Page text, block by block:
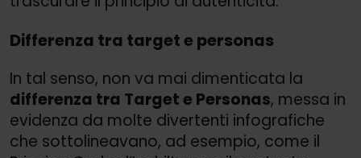
Differenza tra target e personas
In tal senso, non va mai dimenticata la
differenza tra Target e Personas, messa in
evidenza da molte divertenti infografiche
che sottolineavano, ad esempio, come il